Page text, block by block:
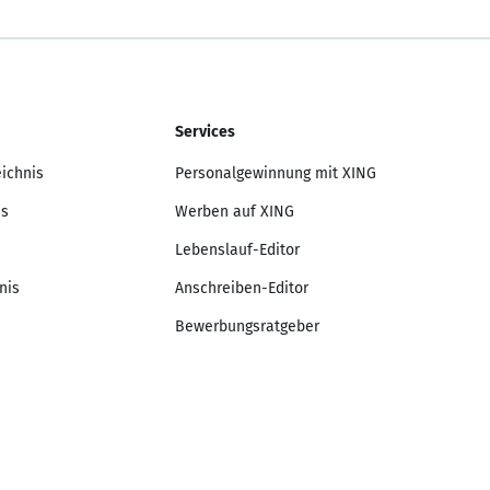
Services
Personalgewinnung mit XING
Werben auf XING
Lebenslauf-Editor
Anschreiben-Editor
Bewerbungsratgeber